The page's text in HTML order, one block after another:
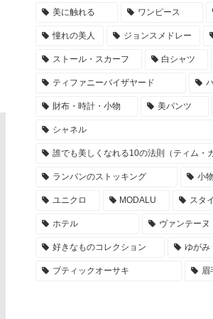
美に触れる ワンピース
憧れの美人 ジョンスメドレー
ストール・スカーフ 白シャツ
ティファニーバイザヤード
財布・時計・小物 美パンツ
シャネル
誰でも美しくなれる10の法則（ティム・ガ
ランバンのストッキング 小
ユニクロ MODALU スタ
ホテル ヴァンテーヌ
好きなものコレクション ゆがみ
ブティックオーサキ 眉